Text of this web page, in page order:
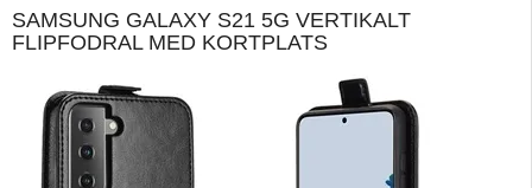
SAMSUNG GALAXY S21 5G VERTIKALT
FLIPFODRAL MED KORTPLATS